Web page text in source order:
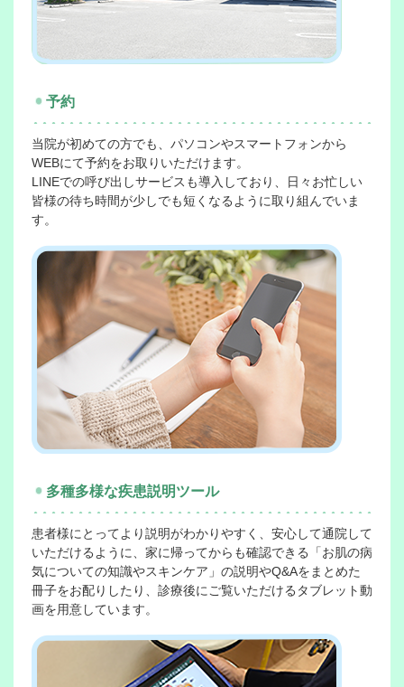
2026-3-23
2026-3-16
2026-2-27
春ひらく ひなまつりガチャイベントのお知らせ♪
2026-2-16
３月診療予定表
2026-1-16
２月診療予定
2026-1-10
名駅：スパイラルタワーズ【新規開院・移転のお知
2025-12-18
ゾレアによる皮下注射治療がはじまります！
2025-12-13
１月診療予定表
予約
当院が初めての方でも、パソコンやスマートフォンから
WEBにて予約をお取りいただけます。
LINEでの呼び出しサービスも導入しており、日々お忙しい
皆様の待ち時間が少しでも短くなるように取り組んでいま
す。
多種多様な疾患説明ツール
患者様にとってより説明がわかりやすく、安心して通院して
いただけるように、家に帰ってからも確認できる「お肌の病
気についての知識やスキンケア」の説明やQ&Aをまとめた
冊子をお配りしたり、診療後にご覧いただけるタブレット動
画を用意しています。